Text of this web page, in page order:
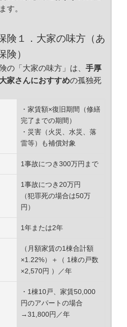
す。
険１．大家の味方（あ
険）
の「大家の味方」は、 手厚
家さんにおすすめの孤独死
・家賃額×復旧期間（修繕
完了までの期間）
・災害（火災、水災、落
雷等）も補償対象
1事故につき300万円まで
1事故につき20万円
（犯罪死の場合は50万
円）
1年または2年
（月額家賃の1棟合計額
×1.22%）＋（ 1棟の戸数
×2,570円 ）／年
・1棟10戸、家賃50,000
円のアパートの場合
→31,800円／年